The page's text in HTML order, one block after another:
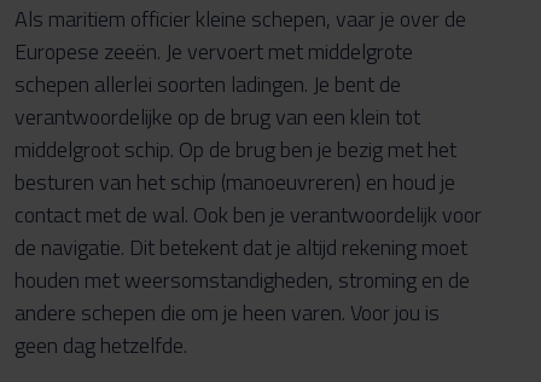
Als maritiem officier kleine schepen, vaar je over de
Europese zeeën. Je vervoert met middelgrote
schepen allerlei soorten ladingen. Je bent de
verantwoordelijke op de brug van een klein tot
middelgroot schip. Op de brug ben je bezig met het
besturen van het schip (manoeuvreren) en houd je
contact met de wal. Ook ben je verantwoordelijk voor
de navigatie. Dit betekent dat je altijd rekening moet
houden met weersomstandigheden, stroming en de
andere schepen die om je heen varen. Voor jou is
geen dag hetzelfde.